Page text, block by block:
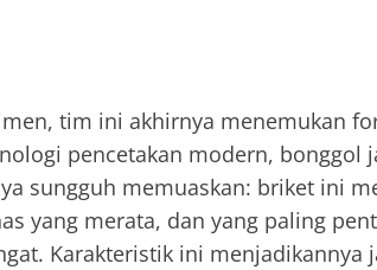
tim ini akhirnya menemukan
pencetakan modern, bonggol
sungguh memuaskan: briket ini
yang merata, dan yang paling
Karakteristik ini menjadikannya